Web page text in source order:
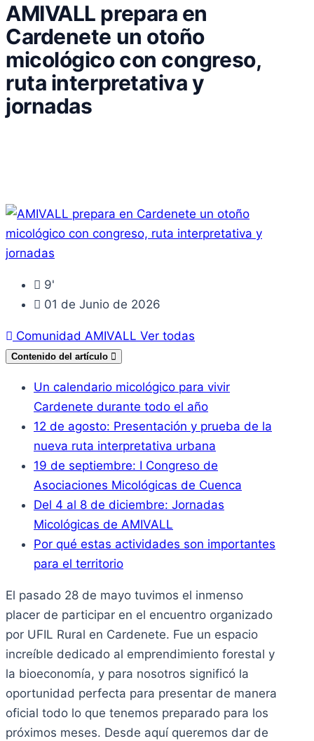
AMIVALL prepara en
Cardenete un otoño
micológico con congreso,
ruta interpretativa y
jornadas
9'
01 de Junio de 2026
Comunidad AMIVALL Ver todas
Contenido del artículo
Un calendario micológico para vivir
Cardenete durante todo el año
12 de agosto: Presentación y prueba de la
nueva ruta interpretativa urbana
19 de septiembre: I Congreso de
Asociaciones Micológicas de Cuenca
Del 4 al 8 de diciembre: Jornadas
Micológicas de AMIVALL
Por qué estas actividades son importantes
para el territorio
El pasado 28 de mayo tuvimos el inmenso
placer de participar en el encuentro organizado
por UFIL Rural en Cardenete. Fue un espacio
increíble dedicado al emprendimiento forestal y
la bioeconomía, y para nosotros significó la
oportunidad perfecta para presentar de manera
oficial todo lo que tenemos preparado para los
próximos meses. Desde aquí queremos dar de